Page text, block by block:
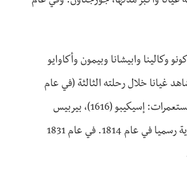
وكالينا وابيشانا وبيمون وأكاوايو
غيانا خلال رحلته الثالثة (في عام
1498)، وكتب السير والتر رالي سردا لاكتشافه في عام 1596، كان الهولنديون أول من أنشأ مستعمرات: إسيكيبو (1616)، بيربيس
(1627)، وديميرارا (1752) ). بعد أن تولى البريطانيون السيطرة في 1796، [13] هبطت الهولندية رسميا في عام 1814. في عام 1831